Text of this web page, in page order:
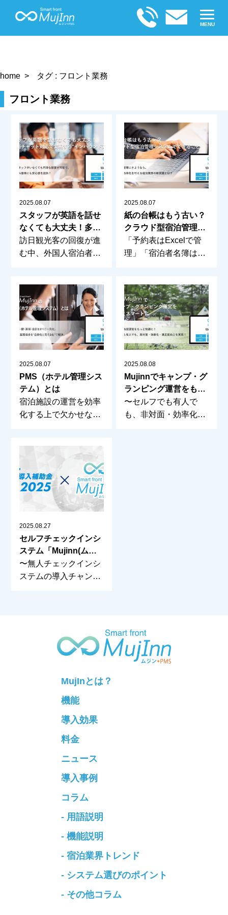
MENU
home タグ : フロント業務
フロント業務
2025.08.07
スタッフが英語を話せ
なくても大丈夫！多言
語チャット対応で実現
する“インバウンド対
訪日観光客の回復が進
む中、外国人宿泊者へ
2025.08.07
紙の台帳はもう古い？
クラウド型宿泊管理シ
ステムでできること
「予約表はExcelで管
理」「宿泊者名簿は紙
2025.08.07
PMS（ホテル管理シス
テム）とは
宿泊施設の運営を効率
化する上で欠かせない
2025.08.08
Mujinnでキャンプ・グ
ランピング運営をもっ
とスマートに
〜セルフでも有人で
も、非対面・効率化・
2025.08.27
セルフチェックインシ
ステム「Mujinn(ムジ
ン)」が「IT導入補助金
2025」対象ツールに採
〜無人チェックインシ
ステムの導入チャンス
MujInとは？
機能
導入効果
料金
ニュース
導入事例
コラム
- 用語説明
- 機能説明
- 宿泊業界トレンド
- システム選びのポイント
- その他コラム